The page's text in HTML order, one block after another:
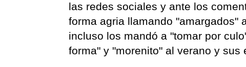
las redes sociales y ante los
forma agria llamando "amargados"
incluso los mandó a "tomar por
forma" y "morenito" al verano y